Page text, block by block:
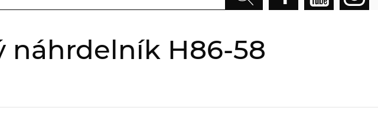
náhrdelník H86-58